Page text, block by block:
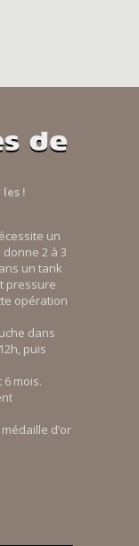
de
!
un
2 à 3
un tank
pressure
opération
dans
puis
mois.
d’or